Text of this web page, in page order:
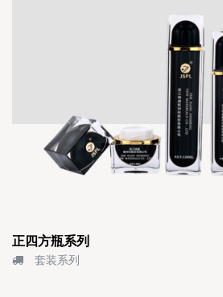
正四方瓶系列
套装系列